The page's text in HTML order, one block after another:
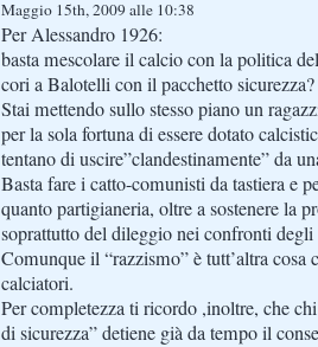
Maggio 15th, 2009 alle 10:38
Per Alessandro 1926:
basta mescolare il calcio con la politica
cori a Balotelli con il pacchetto sicurezza?
Stai mettendo sullo stesso piano un
per la sola fortuna di essere dotato
tentano di uscire”clandestinamente” da
Basta fare i catto-comunisti da tastiera e
quanto partigianeria, oltre a sostenere la
soprattutto del dileggio nei confronti degli
Comunque il “razzismo” è tutt’altra
calciatori.
Per completezza ti ricordo ,inoltre, che
di sicurezza” detiene già da tempo il